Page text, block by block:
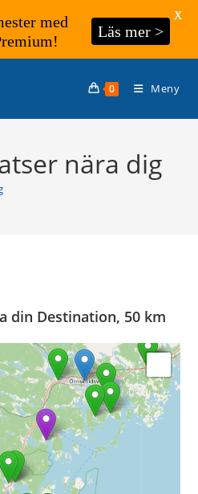
0 Meny
nära dig
din Destination, 50 km
med
Läs mer >
X